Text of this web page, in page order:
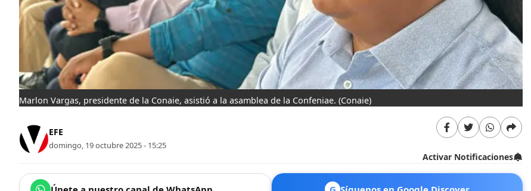
Marlon Vargas, presidente de la Conaie, asistió a la asamblea de la Confeniae. (Conaie)
EFE
domingo, 19 octubre 2025 - 15:25
Activar Notificaciones